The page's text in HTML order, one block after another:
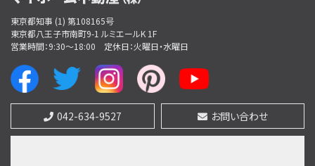
第8位
4ＬＤＫ
中央本線 西八王子駅 バス18分 四谷並木橋下車
バス停 徒歩2分
東京都知事 (1) 第108165号
東京都八王子市南町9-1 ルミエールK 1F
営業時間：9:30〜18:00
定休日：火曜日・水曜日
042-634-9527 お問い合わせ